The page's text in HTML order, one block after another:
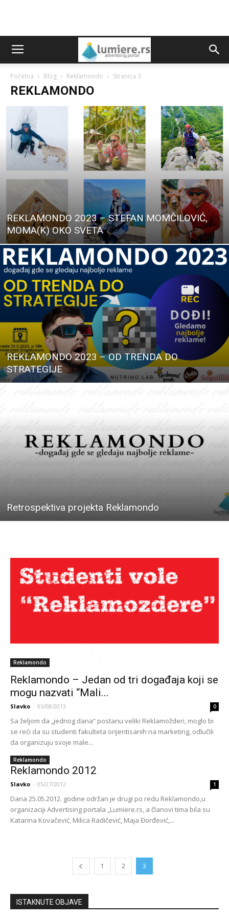
Početna Blog Reklamondo Stranica 3
REKLAMONDO
REKLAMONDO 2023 – STEFAN MOMČILOVIĆ,
MOMA(K) OKO SVETA
REKLAMONDO 2023 – OD TRENDA DO
STRATEGIJE
Retrospektiva projekta Reklamondo
Reklamondo
Reklamondo – Jedan od tri događaja koji se
mogu nazvati “Mali...
Slavko - 05/08/2013 0
Sa željom da „jednog dana“ postanu veliki Reklamožderi, moglo bi
se reći da su studenti fakulteta orijentisanih na marketing, odlučili
da organizuju svoje male...
Reklamondo
Reklamondo 2012
Slavko - 05/27/2012 1
Dana 25.05.2012. godine održan je drugi po redu Reklamondo,u
organizaciji Advertising portala „Lumiere.rs, a članovi tima bila su
Katarina Kovačević, Milica Radičević, Maja Đorđević,...
1 2 3
ISTAKNUTE OBJAVE